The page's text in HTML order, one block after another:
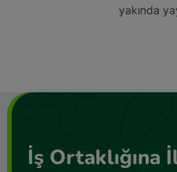
yakında
İş Ortaklığına